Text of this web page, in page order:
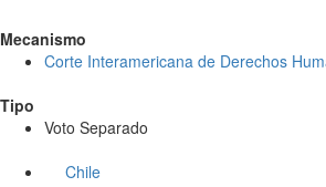
Mecanismo
Corte Interamericana de Derechos
Tipo
Voto Separado
Chile